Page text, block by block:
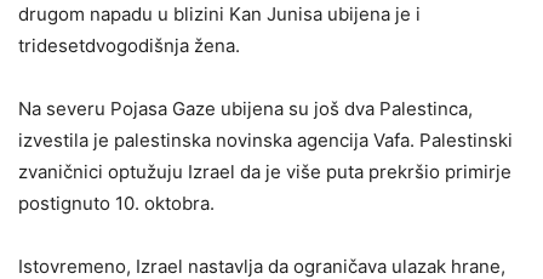
drugom napadu u blizini Kan Junisa ubijena je i
tridesetdvogodišnja žena.
Na severu Pojasa Gaze ubijena su još dva Palestinca,
izvestila je palestinska novinska agencija Vafa. Palestinski
zvaničnici optužuju Izrael da je više puta prekršio primirje
postignuto 10. oktobra.
Istovremeno, Izrael nastavlja da ograničava ulazak hrane,